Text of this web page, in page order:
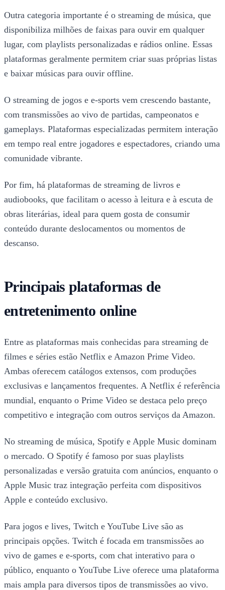
Outra categoria importante é o streaming de música, que
disponibiliza milhões de faixas para ouvir em qualquer
lugar, com playlists personalizadas e rádios online. Essas
plataformas geralmente permitem criar suas próprias listas
e baixar músicas para ouvir offline.
O streaming de jogos e e-sports vem crescendo bastante,
com transmissões ao vivo de partidas, campeonatos e
gameplays. Plataformas especializadas permitem interação
em tempo real entre jogadores e espectadores, criando uma
comunidade vibrante.
Por fim, há plataformas de streaming de livros e
audiobooks, que facilitam o acesso à leitura e à escuta de
obras literárias, ideal para quem gosta de consumir
conteúdo durante deslocamentos ou momentos de
descanso.
Principais plataformas de
entretenimento online
Entre as plataformas mais conhecidas para streaming de
filmes e séries estão Netflix e Amazon Prime Video.
Ambas oferecem catálogos extensos, com produções
exclusivas e lançamentos frequentes. A Netflix é referência
mundial, enquanto o Prime Video se destaca pelo preço
competitivo e integração com outros serviços da Amazon.
No streaming de música, Spotify e Apple Music dominam
o mercado. O Spotify é famoso por suas playlists
personalizadas e versão gratuita com anúncios, enquanto o
Apple Music traz integração perfeita com dispositivos
Apple e conteúdo exclusivo.
Para jogos e lives, Twitch e YouTube Live são as
principais opções. Twitch é focada em transmissões ao
vivo de games e e-sports, com chat interativo para o
público, enquanto o YouTube Live oferece uma plataforma
mais ampla para diversos tipos de transmissões ao vivo.